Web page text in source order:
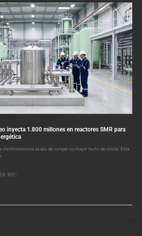
inyecta 1.800 millones en reactores SMR para
electrointensiva acaba de romper su mayor techo de cristal. Esta
en: